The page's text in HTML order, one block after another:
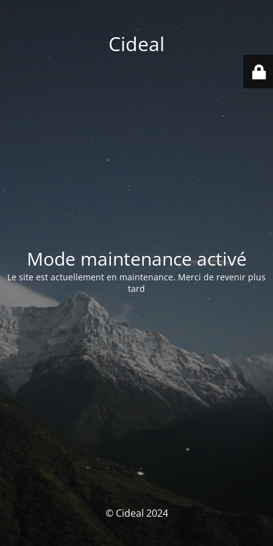
Cideal
Mode maintenance activé
Le site est actuellement en maintenance. Merci de revenir plus
tard
© Cideal 2024